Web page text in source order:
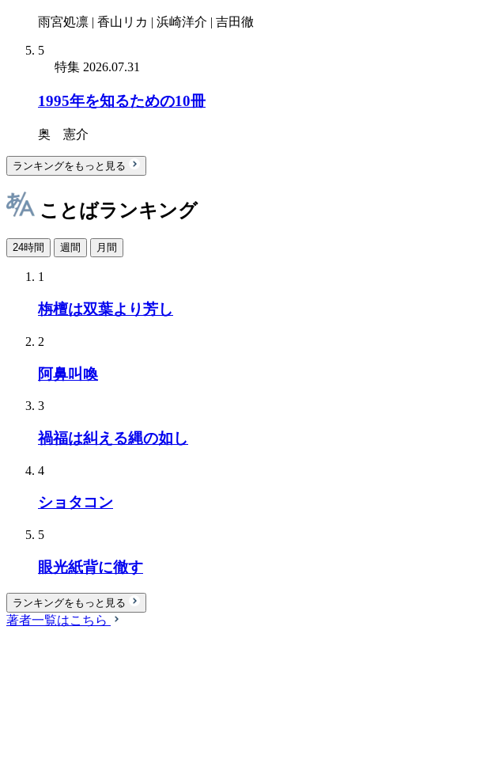
雨宮処凛 | 香山リカ | 浜崎洋介 | 吉田徹
5
特集 2026.07.31
1995年を知るための10冊
奥 憲介
ランキングをもっと見る
ことばランキング
24時間 週間 月間
1
栴檀は双葉より芳し
2
阿鼻叫喚
3
禍福は糾える縄の如し
4
ショタコン
5
眼光紙背に徹す
ランキングをもっと見る
著者一覧はこちら